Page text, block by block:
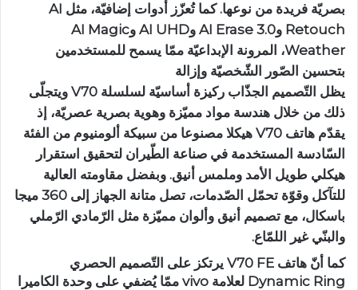
بصريّة فريدة من نوعها. كما تُعزّز أدوات إضافيّة، مثل AI
Retouch وAI Erase 3.0 وAI UHD وAI Magic
Weather، المرونة الإبداعيّة ممّا يسمح للمستخدمين
بتحسين الصّور الشّخصيّة وإزالة
يظل التّصميم الجذّاب ركيزة أساسيّة لسلسلة V70 ويتجلّى
ذلك من خلال هندسة مواد مميّزة وهوية بصرية عصريّة، إذ
يقدّم هاتف V70 هيكلا مصنوعا من سبيكة ألومنيوم من الفئة
السّادسة المستخدمة في صناعة الطّيران لتحقيق استقرار
هيكلي طويل الأمد وملمس أنيق. وبفضل مقاومته العالية
للتآكل وقوّة تحمّل الصّدمات، تصل متانة الجهاز إلى 360 ميجا
باسكال، مع تصميم أنيق وألوان مميّزة مثل الرّمادي الرّملي
والبنّي غير اللمّاع.
كما أنّ هاتف V70 FE يرتكز على التّصميم الحصري
Dynamic Ring لعلامة vivo ممّا يُضفي على وحدة الكاميرا